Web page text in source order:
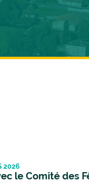
2026
le Comité des